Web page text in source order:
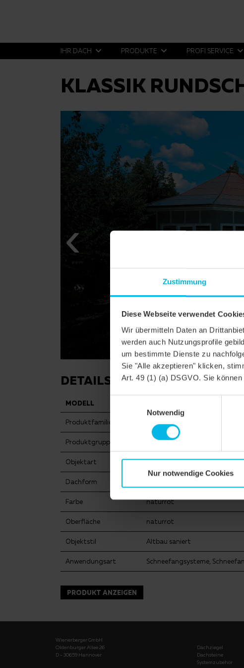
Zustimmung
Diese Webseite verwendet
Wir übermitteln Daten an
werden auch Nutzungsprofile
um bestimmte Dienste zu
Sie "Alle akzeptieren" klicken,
Art. 49 (1) (a) DSGVO. Sie
Notwendig
Nur notwendige Cookies
IHR DACH PRODUKTE PROFI SERVICE
KLASSIK
DETAILS
MODELL
Produktfamilie
Produktgruppe Dachziegel
Objektart Einfamilienhaus
Dachform
Farbe naturrot
Oberfläche naturrot
Objektstil Altbau saniert
Anwendungsart Schneefangsysteme,
PRODUKT ANZEIGEN
Wienerberger GmbH
Oldenburger Allee 26
D - 30659 Hannover
Dachziegel
Dachsteine
Systemzubehör